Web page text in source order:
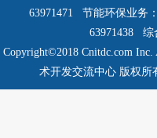
63971471 节能环保业务
63971438 综
Copyright©2018 Cnitdc.com Inc.
术开发交流中心 版权所